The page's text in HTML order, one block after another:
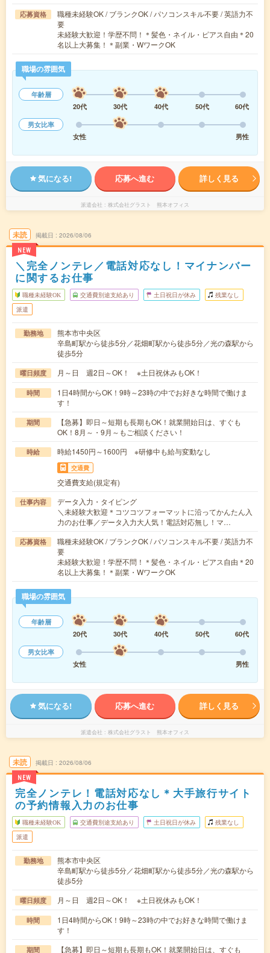
応募資格
職種未経験OK / ブランクOK / パソコンスキル不要 / 英語力不
要
未経験大歓迎！学歴不問！＊髪色・ネイル・ピアス自由＊20
名以上大募集！＊副業・WワークOK
職場の雰囲気
年齢層
20代
30代 40代 50代
60代
男女比率
女性
男性
気になる! 応募へ進む 詳しく見る
派遣会社 株式会社グラスト 熊本オフィス
未読
NEW
掲載日 2026/08/06
＼完全ノンテレ／電話対応なし！マイナンバー
に関するお仕事
職種未経験OK 交通費別途支給あり 土日祝日が休み 残業なし
派遣
勤務地
熊本市中央区
辛島町駅から徒歩5分／花畑町駅から徒歩5分／光の森駅から
徒歩5分
曜日頻度 月～日 週2日～OK！ ※土日祝休みもOK！
時間
1日4時間からOK！9時～23時の中でお好きな時間で働けま
す！
期間
【急募】即日～短期も長期もOK！就業開始日は、すぐも
OK！8月～・9月～もご相談ください！
時給 時給1450円～1600円 ※研修中も給与変動なし
交通費
交通費支給(規定有)
仕事内容
データ入力・タイピング
＼未経験大歓迎＊コツコツフォーマットに沿ってかんたん入
力のお仕事／データ入力大人気！電話対応無し！マ…
応募資格
職種未経験OK / ブランクOK / パソコンスキル不要 / 英語力不
要
未経験大歓迎！学歴不問！＊髪色・ネイル・ピアス自由＊20
名以上大募集！＊副業・WワークOK
職場の雰囲気
年齢層
20代
30代 40代 50代
60代
男女比率
女性
男性
気になる! 応募へ進む 詳しく見る
派遣会社 株式会社グラスト 熊本オフィス
未読
NEW
掲載日 2026/08/06
完全ノンテレ！電話対応なし＊大手旅行サイト
の予約情報入力のお仕事
職種未経験OK 交通費別途支給あり 土日祝日が休み 残業なし
派遣
勤務地
熊本市中央区
辛島町駅から徒歩5分／花畑町駅から徒歩5分／光の森駅から
徒歩5分
曜日頻度 月～日 週2日～OK！ ※土日祝休みもOK！
時間
1日4時間からOK！9時～23時の中でお好きな時間で働けま
す！
期間
【急募】即日～短期も長期もOK！就業開始日は、すぐも